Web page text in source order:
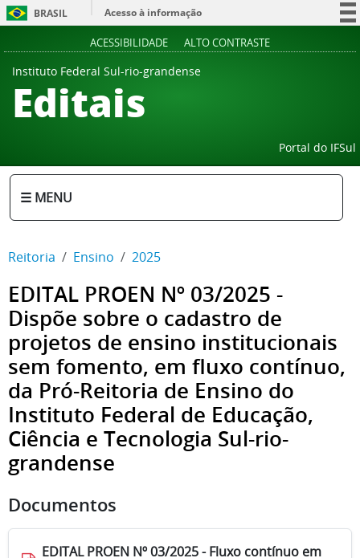
BRASIL
Acesso à informação
ACESSIBILIDADE ALTO CONTRASTE
Instituto Federal Sul-rio-grandense
Editais
Portal do IFSul
☰ MENU
Reitoria Ensino 2025
EDITAL PROEN Nº 03/2025 -
Dispõe sobre o cadastro de
projetos de ensino institucionais
sem fomento, em fluxo contínuo,
da Pró-Reitoria de Ensino do
Instituto Federal de Educação,
Ciência e Tecnologia Sul-rio-
grandense
Documentos
EDITAL PROEN Nº 03/2025 - Fluxo contínuo em